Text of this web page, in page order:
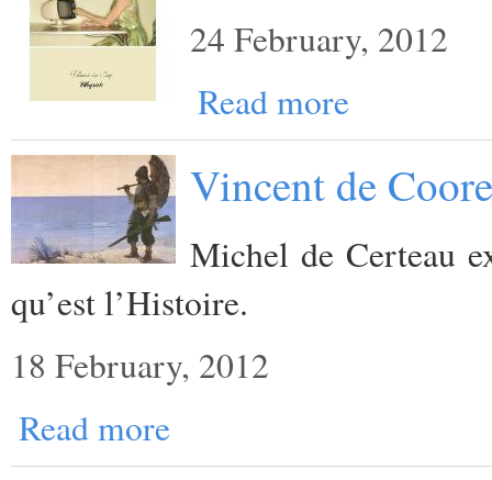
24 February, 2012
Read more
Vincent de
Michel de Certeau
qu’est l’Histoire.
18 February, 2012
Read more